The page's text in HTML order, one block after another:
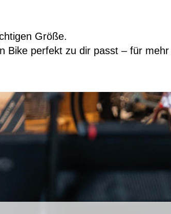
Größe.
Bike perfekt zu dir passt – für